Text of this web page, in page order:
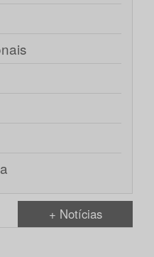
+ Notícias